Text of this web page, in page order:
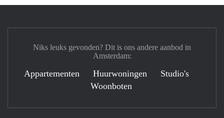
Niks leuks gevonden? Dit is ons andere aanbod in
Amsterdam:
Appartementen Huurwoningen
Studio's
Woonboten